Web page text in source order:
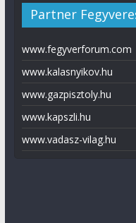
Partner
www.fegyverforum.com
www.kalasnyikov.hu
www.gazpisztoly.hu
www.kapszli.hu
www.vadasz-vilag.hu